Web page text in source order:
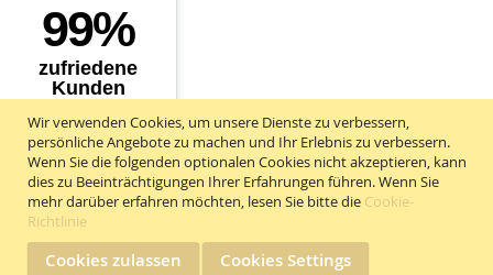
Wir verwenden Cookies, um unsere Dienste zu verbessern,
persönliche Angebote zu machen und Ihr Erlebnis zu verbessern.
Wenn Sie die folgenden optionalen Cookies nicht akzeptieren, kann
dies zu Beeinträchtigungen Ihrer Erfahrungen führen. Wenn Sie
mehr darüber erfahren möchten, lesen Sie bitte die Cookie-
Richtlinie
Cookies zulassen Cookies Settings